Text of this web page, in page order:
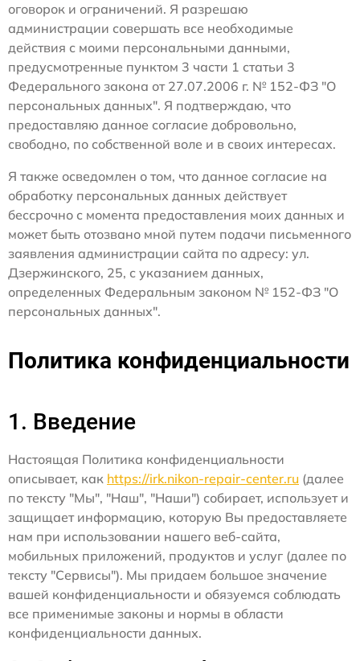
оговорок и ограничений. Я разрешаю
администрации совершать все необходимые
действия с моими персональными данными,
предусмотренные пунктом 3 части 1 статьи 3
Федерального закона от 27.07.2006 г. № 152-ФЗ "О
персональных данных". Я подтверждаю, что
предоставляю данное согласие добровольно,
свободно, по собственной воле и в своих интересах.
Я также осведомлен о том, что данное согласие на
обработку персональных данных действует
бессрочно с момента предоставления моих данных и
может быть отозвано мной путем подачи письменного
заявления администрации сайта по адресу: ул.
Дзержинского, 25, с указанием данных,
определенных Федеральным законом № 152-ФЗ "О
персональных данных".
Политика конфиденциальности
1. Введение
Настоящая Политика конфиденциальности
описывает, как https://irk.nikon-repair-center.ru (далее
по тексту "Мы", "Наш", "Наши") собирает, использует и
защищает информацию, которую Вы предоставляете
нам при использовании нашего веб-сайта,
мобильных приложений, продуктов и услуг (далее по
тексту "Сервисы"). Мы придаем большое значение
вашей конфиденциальности и обязуемся соблюдать
все применимые законы и нормы в области
конфиденциальности данных.